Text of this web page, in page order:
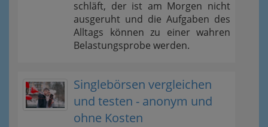
schläft, der ist am Morgen nicht
ausgeruht und die Aufgaben des
Alltags können zu einer wahren
Belastungsprobe werden.
Singlebörsen vergleichen
und testen - anonym und
ohne Kosten